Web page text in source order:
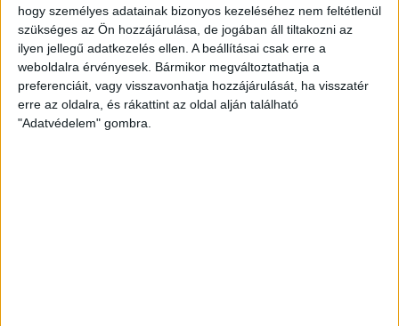
hogy személyes adatainak bizonyos kezeléséhez nem feltétlenül
szükséges az Ön hozzájárulása, de jogában áll tiltakozni az
ilyen jellegű adatkezelés ellen. A beállításai csak erre a
weboldalra érvényesek. Bármikor megváltoztathatja a
preferenciáit, vagy visszavonhatja hozzájárulását, ha visszatér
erre az oldalra, és rákattint az oldal alján található
"Adatvédelem" gombra.
U18-AS VB: KEZDŐDIK!
2026.07.28. 13:42
Első világbajnokságára készül a 2008-2009-es születésű játékosok alkotta
magyar ifjúsági... Bővebben →